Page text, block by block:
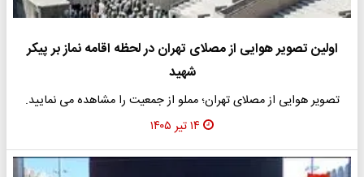
اولین تصویر هوایی از مصلای تهران در لحظه اقامه نماز بر پیکر
شهید
تصویر هوایی از مصلای تهران؛ مملو از جمعیت را مشاهده می نمایید.
۱۴ تیر ۱۴۰۵